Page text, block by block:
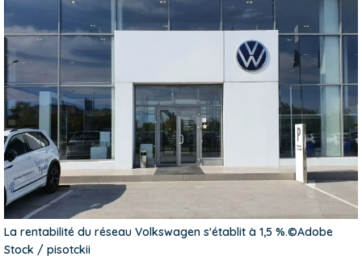
La rentabilité du réseau Volkswagen s'établit à 1,5 %.©Adobe
Stock / pisotckii